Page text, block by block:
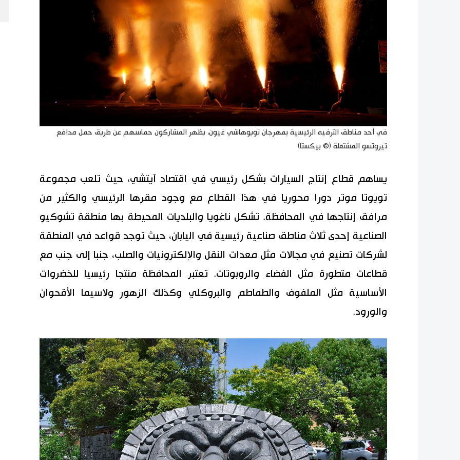
في أحد مناطق الترفيه الرئيسية بمهرجان تويوهاشي غيون، يظهر المشاركون حماسهم عن طريق حمل مدافع
تيزوتسو المشتعلة (© بيكستا)
يساهم قطاع إنتاج السيارات بشكل رئيسي في اقتصاد آيتشي، حيث تلعب مجموعة
تويوتا موتر دورا محوريا في هذا القطاع مع وجود مقرها الرئيسي والكثير من
مرافق إنتاجها في المحافظة. تشكل ناغويا والبلديات المحيطة بها منطقة تشوكيو
الصناعية إحدى ثلاث مناطق صناعية رئيسية في اليابان، حيث توجد قواعد في المنطقة
لشركات تصنيع في مجالات مثل معدات النقل والإلكترونيات والصلب، جنبا إلى جنب مع
قطاعات متطورة مثل الفضاء والروبوتات. تعتبر المحافظة منتجا رئيسيا للخضروات
الأساسية مثل الملفوف والطماطم والبروكلي وكذلك الزهور ولاسيما الأقحوان
والورود.